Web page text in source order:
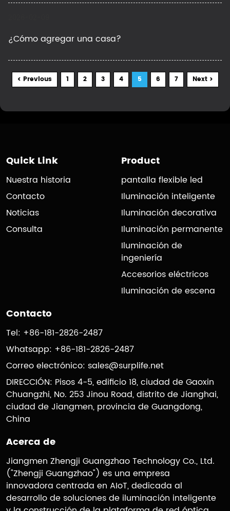
¿Cómo agregar una casa?
< Previous 1 2 3 4 5 6 7 Next >
Quick Link
Nuestra historia
Contacto
Noticias
Consulta
Product
pantalla flexible led
Iluminación inteligente
Iluminación decorativa
Iluminación permanente
Iluminación de
ingeniería
Accesorios eléctricos
Iluminación de escena
Contacto
Tel: +86-181-2826-2487
Whatsapp: +86-181-2826-2487
Correo electrónico: sales@surplife.net
DIRECCIÓN: Pisos 4-5, edificio 18, ciudad de Gaoxin
Chuangzhi, No. 253 Jinou Road, distrito de Jianghai,
ciudad de Jiangmen, provincia de Guangdong,
China
Acerca de
Jiangmen Zhengji Guangzhao Technology Co., Ltd.
("Zhengji Guangzhao") es una empresa
innovadora centrada en AIoT, dedicada al
desarrollo de soluciones de iluminación inteligente